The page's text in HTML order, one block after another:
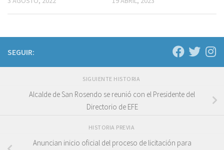
SEGUIR:
SIGUIENTE HISTORIA
Alcalde de San Rosendo se reunió con el Presidente del
Directorio de EFE
HISTORIA PREVIA
Anuncian inicio oficial del proceso de licitación para